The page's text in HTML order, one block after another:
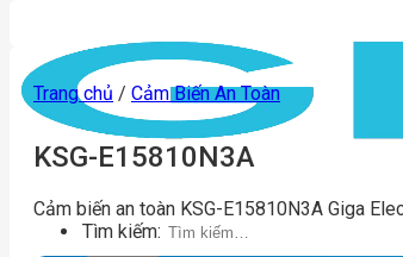
Tìm kiếm:
Trang chủ / Cảm Biến An Toàn
KSG-E15810N3A
Cảm biến an toàn KSG-E15810N3A Giga